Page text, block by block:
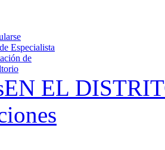
Especialista
de
EN EL